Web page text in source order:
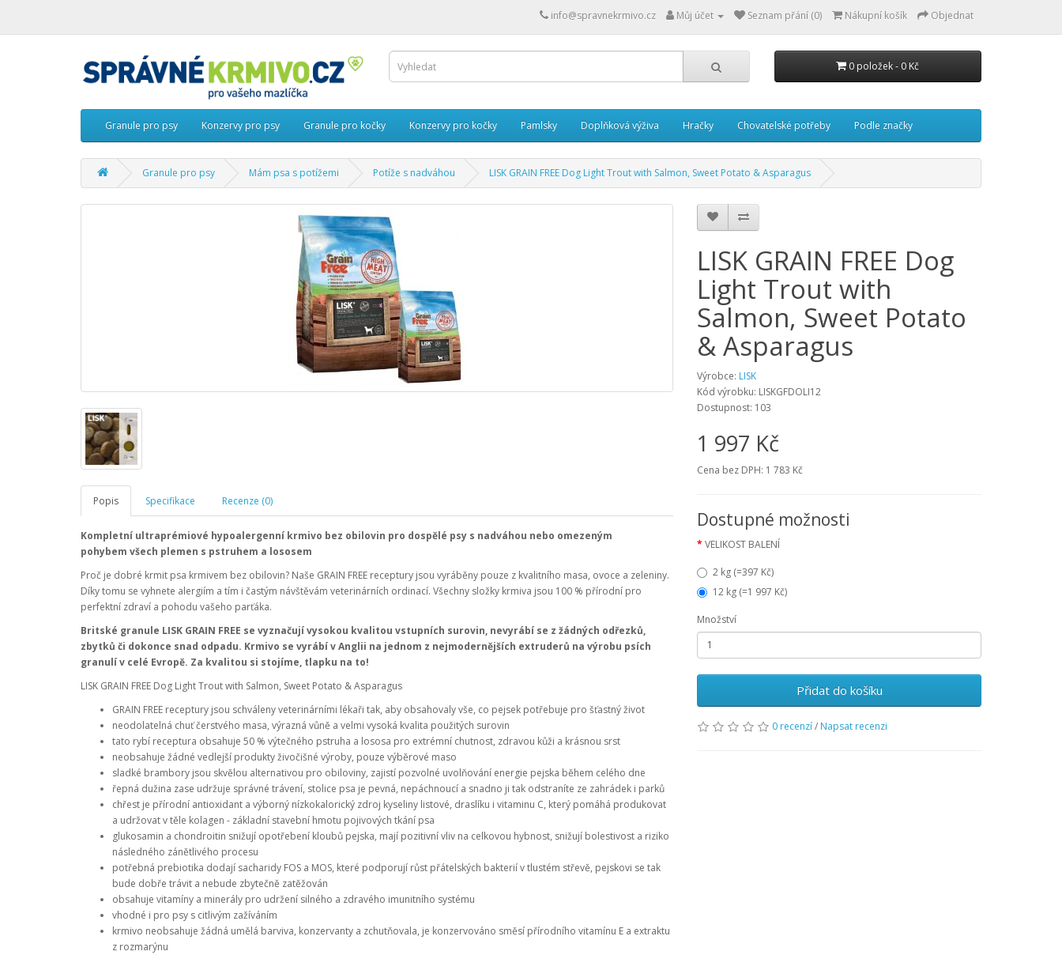
info@spravnekrmivo.cz Můj účet Seznam přání (0) Nákupní košík Objednat
0 položek - 0 Kč
Granule pro psy Konzervy pro psy Granule pro kočky Konzervy pro kočky Pamlsky Doplňková výživa Hračky Chovatelské potřeby Podle značky
Granule pro psy Mám psa s potížemi Potíže s nadváhou LISK GRAIN FREE Dog Light Trout with Salmon, Sweet Potato & Asparagus
Popis Specifikace Recenze (0)
Kompletní ultraprémiové hypoalergenní krmivo bez obilovin pro dospělé psy s nadváhou nebo omezeným
pohybem všech plemen s pstruhem a lososem
Proč je dobré krmit psa krmivem bez obilovin? Naše GRAIN FREE receptury jsou vyráběny pouze z kvalitního masa, ovoce a zeleniny.
Díky tomu se vyhnete alergiím a tím i častým návštěvám veterinárních ordinací. Všechny složky krmiva jsou 100 % přírodní pro
perfektní zdraví a pohodu vašeho parťáka.
Britské granule LISK GRAIN FREE se vyznačují vysokou kvalitou vstupních surovin, nevyrábí se z žádných odřezků,
zbytků či dokonce snad odpadu. Krmivo se vyrábí v Anglii na jednom z nejmodernějších extruderů na výrobu psích
granulí v celé Evropě. Za kvalitou si stojíme, tlapku na to!
LISK GRAIN FREE Dog Light Trout with Salmon, Sweet Potato & Asparagus
GRAIN FREE receptury jsou schváleny veterinárními lékaři tak, aby obsahovaly vše, co pejsek potřebuje pro šťastný život
neodolatelná chuť čerstvého masa, výrazná vůně a velmi vysoká kvalita použitých surovin
tato rybí receptura obsahuje 50 % výtečného pstruha a lososa pro extrémní chutnost, zdravou kůži a krásnou srst
neobsahuje žádné vedlejší produkty živočišné výroby, pouze výběrové maso
sladké brambory jsou skvělou alternativou pro obiloviny, zajistí pozvolné uvolňování energie pejska během celého dne
řepná dužina zase udržuje správné trávení, stolice psa je pevná, nepáchnoucí a snadno ji tak odstraníte ze zahrádek i parků
chřest je přírodní antioxidant a výborný nízkokalorický zdroj kyseliny listové, draslíku i vitaminu C, který pomáhá produkovat
a udržovat v těle kolagen - základní stavební hmotu pojivových tkání psa
glukosamin a chondroitin snižují opotřebení kloubů pejska, mají pozitivní vliv na celkovou hybnost, snižují bolestivost a riziko
následného zánětlivého procesu
potřebná prebiotika dodají sacharidy FOS a MOS, které podporují růst přátelských bakterií v tlustém střevě, pejskovi se tak
bude dobře trávit a nebude zbytečně zatěžován
obsahuje vitamíny a minerály pro udržení silného a zdravého imunitního systému
vhodné i pro psy s citlivým zažíváním
krmivo neobsahuje žádná umělá barviva, konzervanty a zchutňovala, je konzervováno směsí přírodního vitamínu E a extraktu
z rozmarýnu
LISK GRAIN FREE Dog
Light Trout with
Salmon, Sweet Potato
& Asparagus
Výrobce: LISK
Kód výrobku: LISKGFDOLI12
Dostupnost: 103
1 997 Kč
Cena bez DPH: 1 783 Kč
Dostupné možnosti
VELIKOST BALENÍ
2 kg (=397 Kč)
12 kg (=1 997 Kč)
Množství
Přidat do košíku
0 recenzí/ Napsat recenzi